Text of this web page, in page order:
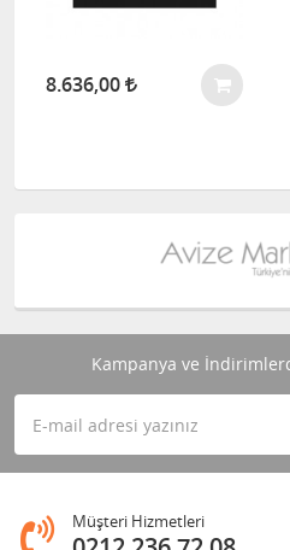
8.636,00
Kampanya ve
Müşteri Hizmetleri